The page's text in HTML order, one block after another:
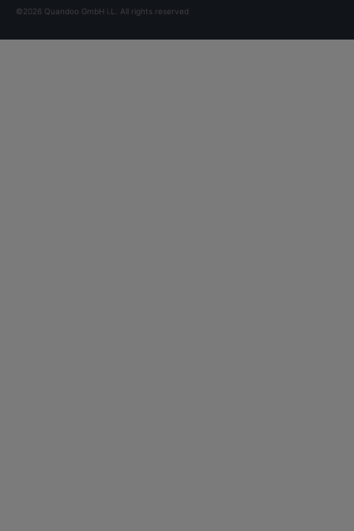
©2026 Quandoo GmbH i.L. All rights reserved